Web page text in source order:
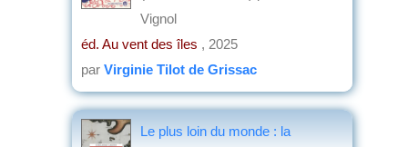
Vignol
éd. Au vent des îles , 2025
par Virginie Tilot de Grissac
Le plus loin du monde : la